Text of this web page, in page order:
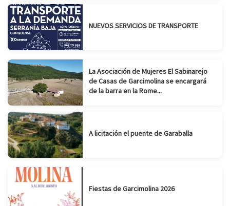
NUEVOS SERVICIOS DE TRANSPORTE
La Asociación de Mujeres El Sabinarejo
de Casas de Garcimolina se encargará
de la barra en la Rome...
A licitación el puente de Garaballa
Fiestas de Garcimolina 2026